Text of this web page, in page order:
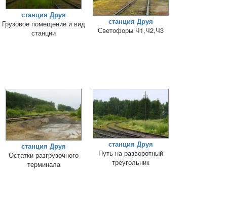
станция Друя
Грузовое помещение и вид
станции
станция Друя
Светофоры Ч1,Ч2,Ч3
станция Друя
Остатки разгрузочного
терминала
станция Друя
Путь на разворотный
треугольник